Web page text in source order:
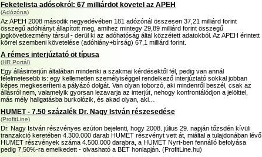
Feketelista adósokról: 67 milliárdot követel az APEH
(Adózóna)
Az APEH 2008 második negyedévében 181 adózónál összesen 37,21 milliárd forint
összegű adóhiányt állapított meg, amihez mintegy 29,89 milliárd forint összegű
jogkövetkezmény társul - derül ki az adóhatóság által közzétett adatokból. Az APEH érintett
körrel szembeni követelése (adóhiány+bírság) 67,1 milliárd forint.
A rémes interjúztató öt típusa
(HR Portál)
Egy állásinterjún általában mindenki a szakmai kérdésektől fél, pedig van annál
félelmetesebb is: egy kellemetlen személyiséggel rendelkező interjúztató sokkal jobban
képes megkeseríteni a pályázó dolgát. Van olyan toborzó, aki mindenről beszél, csak az
állásról nem, valamelyik gyorsan lezavarja az interjút, nehogy konfrontálódjon a jelölttel,
más mély hallgatásba burkolózik, és akad olyan, aki…
HUMET - 7.50 százalék Dr. Nagy István részesedése
(ProfitLine)
Dr. Nagy István részvényes ezúton bejelenti, hogy 2008. július 29. napján tőzsdén kívüli
tranzakció keretében 4.300.000 darab HUMET részvényt vett át, miáltal a tulajdonában lévő
HUMET részvények száma 4.500.000 darabra, a HUMET Nyrt-ben fennálló befolyása
pedig 7,50%-ra emelkedett - olvasható a BÉT honlapján. (ProfitLine.hu)